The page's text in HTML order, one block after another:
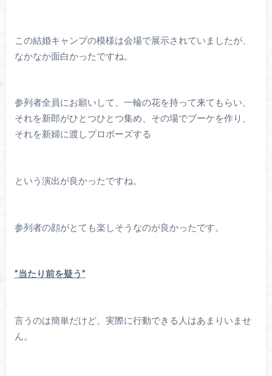
この結婚キャンプの模様は会場で展示されていましたが、
なかなか面白かったですね。
参列者全員にお願いして、一輪の花を持って来てもらい、
それを新郎がひとつひとつ集め、その場でブーケを作り、
それを新婦に渡しプロボーズする
という演出が良かったですね。
参列者の顔がとても楽しそうなのが良かったです。
”当たり前を疑う”
言うのは簡単だけど、実際に行動できる人はあまりいませ
ん。